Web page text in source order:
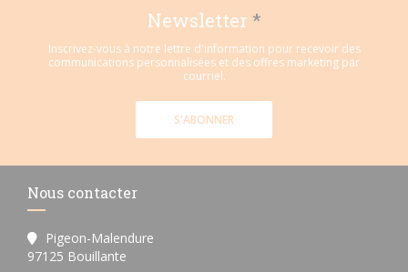
Newsletter *
Inscrivez-vous à notre lettre d'information pour recevoir des
communications personnalisées et des offres marketing par
courriel.
S'ABONNER
Nous contacter
Pigeon-Malendure
97125 Bouillante